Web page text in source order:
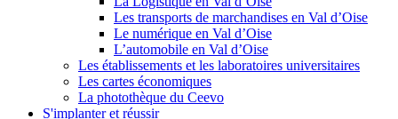
Les transports de marchandises en Val d’Oise
Le numérique en Val d’Oise
L’automobile en Val d’Oise
Les établissements et les laboratoires universitaires
Les cartes économiques
La photothèque du Ceevo
S'implanter et réussir